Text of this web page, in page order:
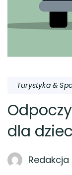
Turystyka &
dla
Redakcja